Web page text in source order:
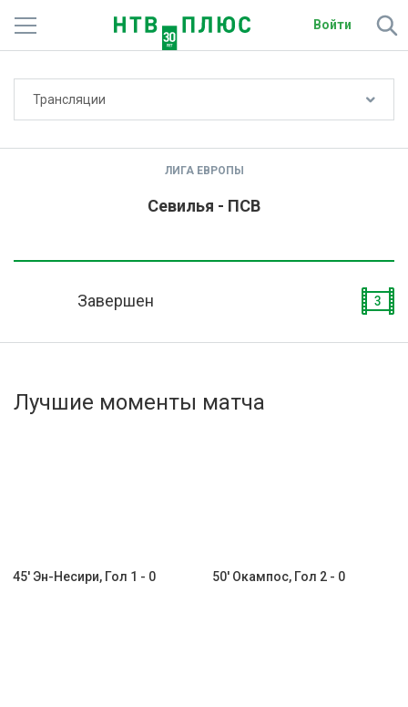
Войти
Активировать промокод
Трансляции
ЛИГА ЕВРОПЫ
Севилья - ПСВ
Завершен 3
Лучшие моменты матча
45' Эн-Несири, Гол 1 - 0 50' Окампос, Гол 2 - 0